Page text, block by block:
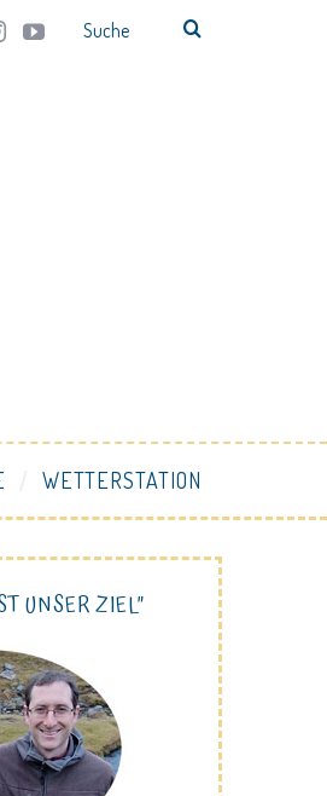
WETTERSTATION
UNSER ZIEL”